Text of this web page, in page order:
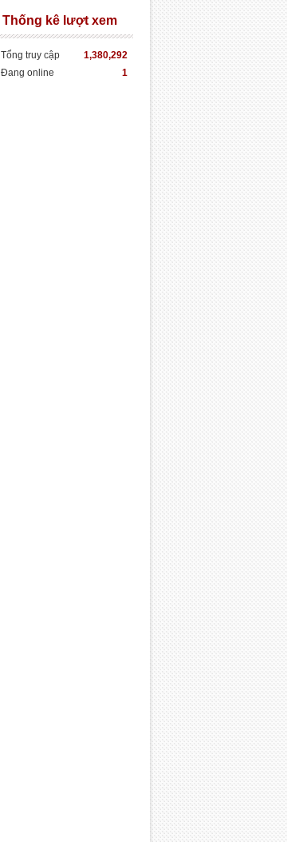
Thống kê lượt xem
Tổng truy cập
1,380,292
Đang online
1